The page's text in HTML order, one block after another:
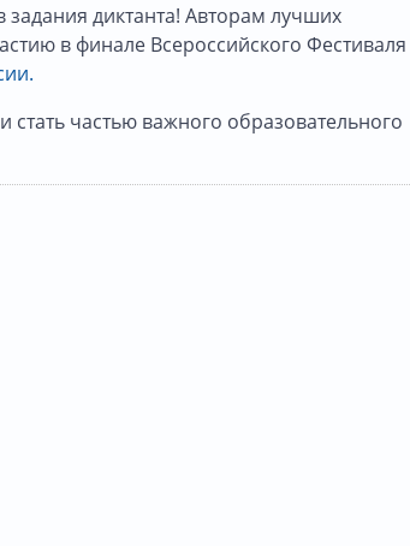
диктанта! Авторам лучших
в финале Всероссийского Фестиваля
частью важного образовательного